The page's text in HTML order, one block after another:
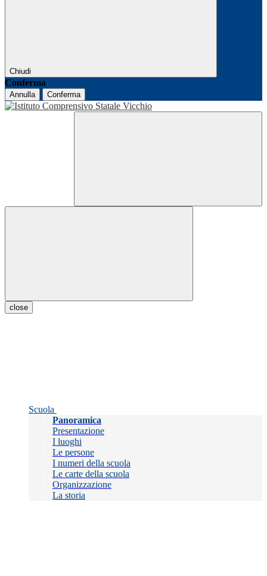
Chiudi
Conferma
Annulla Conferma
close
Scuola
Panoramica
Presentazione
I luoghi
Le persone
I numeri della scuola
Le carte della scuola
Organizzazione
La storia